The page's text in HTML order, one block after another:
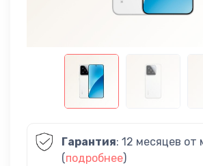
Гарантия: 12 месяцев от
(подробнее)